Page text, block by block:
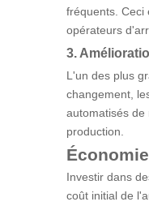
fréquents. Ceci
opérateurs
3.
L'un des plus
changement,
automatisés de
production.
Investir dans
coût initial de